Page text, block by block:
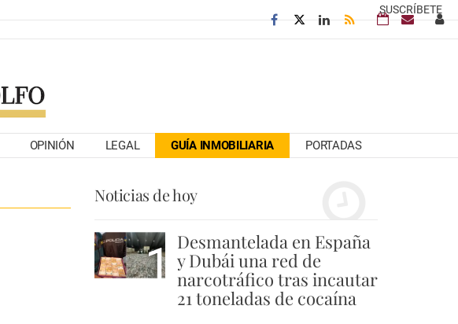
SUSCRÍBETE
OPINIÓN LEGAL GUÍA INMOBILIARIA PORTADAS
Noticias de hoy
1 Desmantelada en España
y Dubái una red de
narcotráfico tras incautar
21 toneladas de cocaína